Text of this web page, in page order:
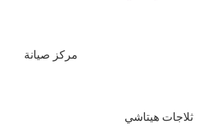
مركز صيانة
ثلاجات هيتاشي